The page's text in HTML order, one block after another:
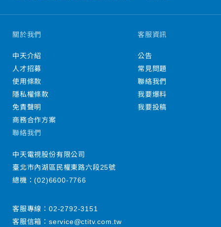
關於我們
中天介紹
人才招募
使用條款
隱私權條款
免責聲明
商務合作方案
客服資訊
公告
常見問題
聯絡我們
我要爆料
我要投稿
聯絡我們
中天電視股份有限公司
臺北市內湖區民權東路六段25號
總機：(02)6600-7766
客服專線： 02-2792-3151
客服信箱： service@ctitv.com.tw